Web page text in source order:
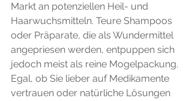
Markt an potenziellen Heil- und
Haarwuchsmitteln. Teure Shampoos
oder Präparate, die als Wundermittel
angepriesen werden, entpuppen sich
jedoch meist als reine Mogelpackung.
Egal, ob Sie lieber auf Medikamente
vertrauen oder natürliche Lösungen